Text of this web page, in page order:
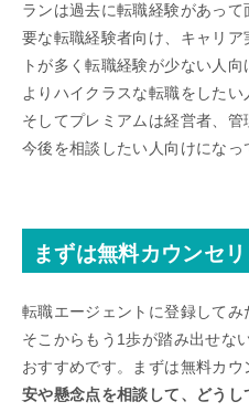
ランは過去に転職経験があっ
要な転職経験者向け、キャリ
トが多く転職経験が少ない人
よりハイクラスな転職をしたい
そしてプレミアムは経営者、
今後を相談したい人向けになっ
まずは無料カウンセリ
転職エージェントに登録してみ
そこからもう1歩が踏み出せな
おすすめです。まずは無料カウ
安や懸念点を相談して、どう